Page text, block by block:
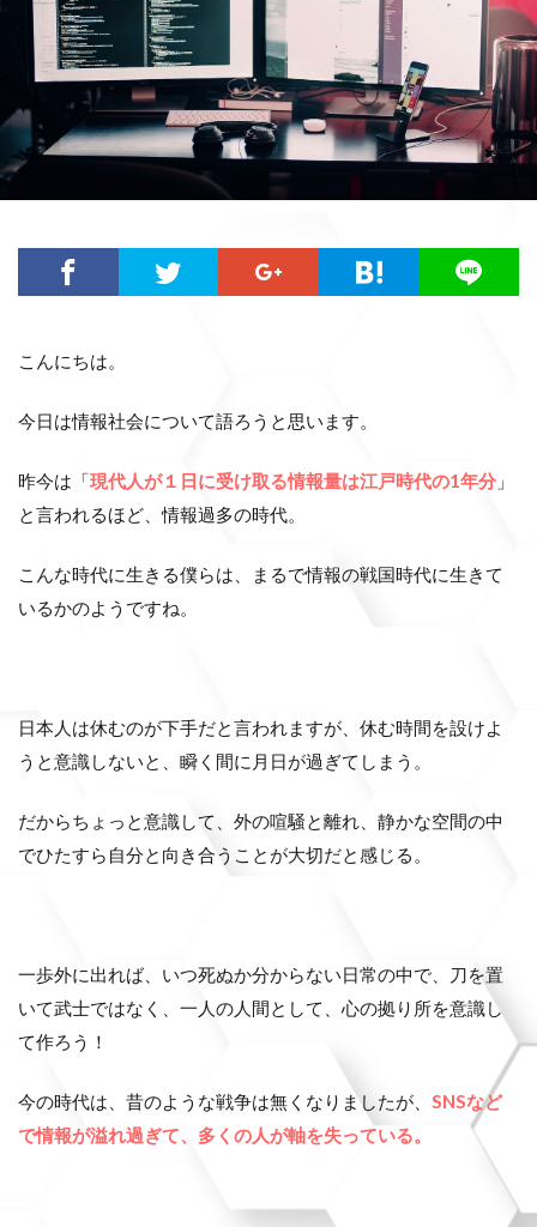
こんにちは。
今日は情報社会について語ろうと思います。
昨今は「現代人が１日に受け取る情報量は江戸時代の1年分 」
と言われるほど、情報過多の時代。
こんな時代に生きる僕らは、まるで情報の戦国時代に生きて
いるかのようですね。
日本人は休むのが下手だと言われますが、休む時間を設けよ
うと意識しないと、瞬く間に月日が過ぎてしまう。
だからちょっと意識して、外の喧騒と離れ、静かな空間の中
でひたすら自分と向き合うことが大切だと感じる。
一歩外に出れば、いつ死ぬか分からない日常の中で、刀を置
いて武士ではなく、一人の人間として、心の拠り所を意識し
て作ろう！
今の時代は、昔のような戦争は無くなりましたが、 SNSなど
で情報が溢れ過ぎて、多くの人が軸を失っている。